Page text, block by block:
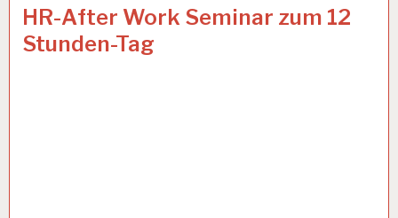
12-
STUNDEN-
ARBEITSTAG…
HR-After Work Seminar zum 12
Stunden-Tag
29 JAN. 2019